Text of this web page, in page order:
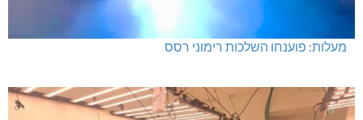
מעלות: פוענחו השלכות רימוני רסס